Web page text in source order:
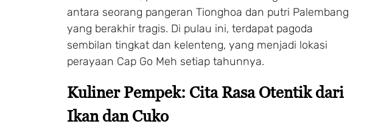
antara seorang pangeran Tionghoa dan putri Palembang
yang berakhir tragis. Di pulau ini, terdapat pagoda
sembilan tingkat dan kelenteng, yang menjadi lokasi
perayaan Cap Go Meh setiap tahunnya.
Kuliner Pempek: Cita Rasa Otentik dari
Ikan dan Cuko